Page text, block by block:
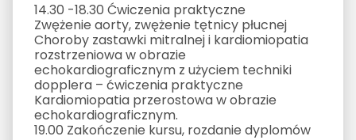
14.30 -18.30 Ćwiczenia praktyczne
Zwężenie aorty, zwężenie tętnicy płucnej
Choroby zastawki mitralnej i kardiomiopatia
rozstrzeniowa w obrazie
echokardiograficznym z użyciem techniki
dopplera – ćwiczenia praktyczne
Kardiomiopatia przerostowa w obrazie
echokardiograficznym.
19.00 Zakończenie kursu, rozdanie dyplomów